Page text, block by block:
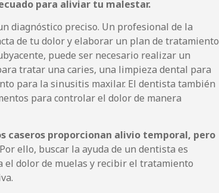
para aliviar tu malestar.
diagnóstico preciso. Un profesional de la
de tu dolor y elaborar un plan de tratamiento
puede ser necesario realizar un
tratar una caries, una limpieza dental para
para la sinusitis maxilar. El dentista también
para controlar el dolor de manera
caseros proporcionan alivio temporal, pero
Por ello, buscar la ayuda de un dentista es
el dolor de muelas y recibir el tratamiento